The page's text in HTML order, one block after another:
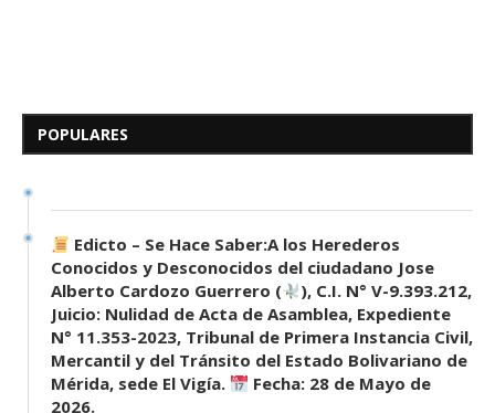
POPULARESDesconocidos del...
Edicto – Se Hace Saber:A los Herederos
Conocidos y Desconocidos del ciudadano Jose
Alberto Cardozo Guerrero (
), C.I. N° V-9.393.212,
Juicio: Nulidad de Acta de Asamblea, Expediente
N° 11.353-2023, Tribunal de Primera Instancia Civil,
Mercantil y del Tránsito del Estado Bolivariano de
Mérida, sede El Vigía.
Fecha: 28 de Mayo de
2026.